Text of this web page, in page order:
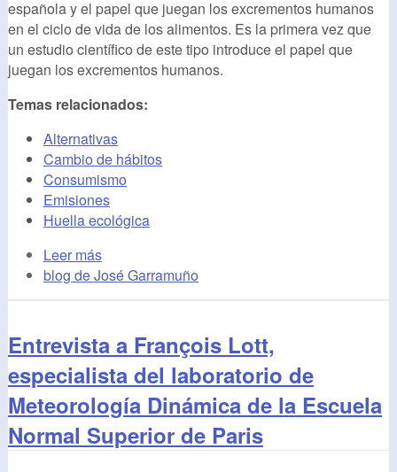
española y el papel que juegan los excrementos humanos
en el ciclo de vida de los alimentos. Es la primera vez que
un estudio científico de este tipo introduce el papel que
juegan los excrementos humanos.
Temas relacionados:
Alternativas
Cambio de hábitos
Consumismo
Emisiones
Huella ecológica
Leer más
blog de José Garramuño
Entrevista a François Lott,
especialista del laboratorio de
Meteorología Dinámica de la Escuela
Normal Superior de Paris